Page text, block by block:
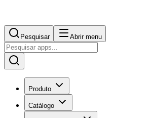
Pesquisar Abrir menu
Produto
Catálogo